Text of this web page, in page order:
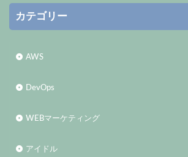
カテゴリー
AWS
DevOps
WEBマーケティング
アイドル